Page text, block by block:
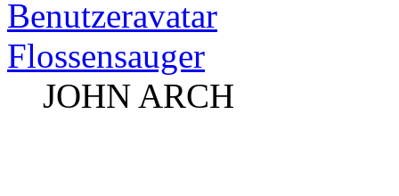
Flossensauger
JOHN ARCH